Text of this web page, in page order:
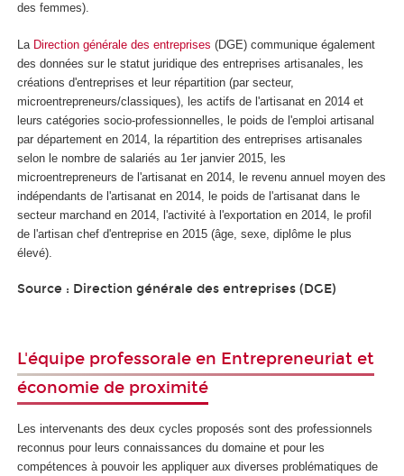
des femmes).
La Direction générale des entreprises (DGE) communique également
des données sur le statut juridique des entreprises artisanales, les
créations d'entreprises et leur répartition (par secteur,
microentrepreneurs/classiques), les actifs de l'artisanat en 2014 et
leurs catégories socio-professionnelles, le poids de l'emploi artisanal
par département en 2014, la répartition des entreprises artisanales
selon le nombre de salariés au 1er janvier 2015, les
microentrepreneurs de l'artisanat en 2014, le revenu annuel moyen des
indépendants de l'artisanat en 2014, le poids de l'artisanat dans le
secteur marchand en 2014, l'activité à l'exportation en 2014, le profil
de l'artisan chef d'entreprise en 2015 (âge, sexe, diplôme le plus
élevé).
Source : Direction générale des entreprises (DGE)
L'équipe professorale en Entrepreneuriat et
économie de proximité
Les intervenants des deux cycles proposés sont des professionnels
reconnus pour leurs connaissances du domaine et pour les
compétences à pouvoir les appliquer aux diverses problématiques de